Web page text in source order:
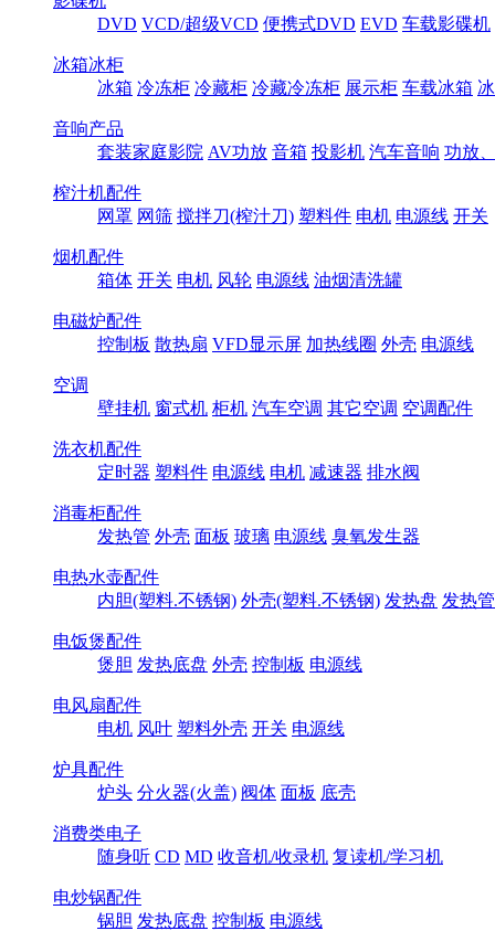
DVD VCD/超级VCD 便携式DVD EVD 车载影碟机
冰箱冰柜
冰箱 冷冻柜 冷藏柜 冷藏冷冻柜 展示柜 车载冰箱
音响产品
套装家庭影院 AV功放 音箱 投影机 汽车音响 功放
榨汁机配件
网罩 网筛 搅拌刀(榨汁刀) 塑料件 电机 电源线 开关
烟机配件
箱体 开关 电机 风轮 电源线 油烟清洗罐
电磁炉配件
控制板 散热扇 VFD显示屏 加热线圈 外壳 电源线
空调
壁挂机 窗式机 柜机 汽车空调 其它空调 空调配件
洗衣机配件
定时器 塑料件 电源线 电机 减速器 排水阀
消毒柜配件
发热管 外壳 面板 玻璃 电源线 臭氧发生器
电热水壶配件
内胆(塑料.不锈钢) 外壳(塑料.不锈钢) 发热盘 发热管
电饭煲配件
煲胆 发热底盘 外壳 控制板 电源线
电风扇配件
电机 风叶 塑料外壳 开关 电源线
炉具配件
炉头 分火器(火盖) 阀体 面板 底壳
消费类电子
随身听 CD MD 收音机/收录机 复读机/学习机
电炒锅配件
锅胆 发热底盘 控制板 电源线